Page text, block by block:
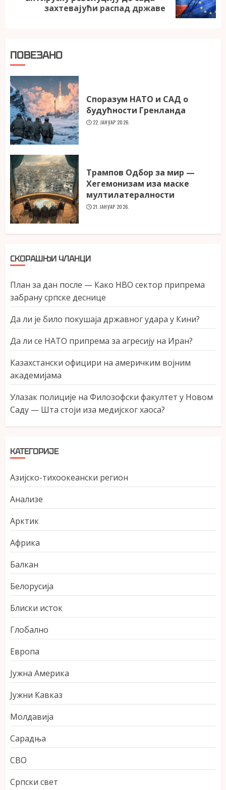
захтевајући распад државе
ПОВЕЗАНО
Споразум НАТО и САД о
будућности Гренланда
22. ЈАНУАР 2026.
Трампов Одбор за мир —
Хегемонизам иза маске
мултилатералности
21. ЈАНУАР 2026.
СКОРАШЊИ ЧЛАНЦИ
План за дан после — Како НВО сектор припрема
забрану српске деснице
Да ли је било покушаја државног удара у Кини?
Да ли се НАТО припрема за агресију на Иран?
Казахстански официри на америчким војним
академијама
Улазак полиције на Филозофски факултет у Новом
Саду — Шта стоји иза медијског хаоса?
КАТЕГОРИЈЕ
Азијско-тихоокеански регион
Анализе
Арктик
Африка
Балкан
Белорусија
Блиски исток
Глобално
Европа
Јужна Америка
Јужни Кавказ
Молдавија
Сарадња
СВО
Српски свет